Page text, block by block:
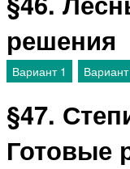
решения
Вариант 1
§47.
Готовые